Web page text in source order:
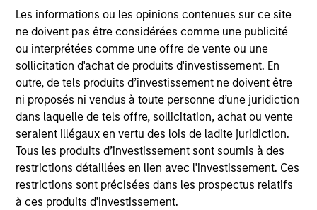
Les informations ou les opinions contenues sur ce site
ne doivent pas être considérées comme une publicité
ou interprétées comme une offre de vente ou une
sollicitation d'achat de produits d'investissement. En
outre, de tels produits d’investissement ne doivent être
ni proposés ni vendus à toute personne d’une juridiction
dans laquelle de tels offre, sollicitation, achat ou vente
seraient illégaux en vertu des lois de ladite juridiction.
Tous les produits d’investissement sont soumis à des
restrictions détaillées en lien avec l'investissement. Ces
restrictions sont précisées dans les prospectus relatifs
à ces produits d'investissement.
The Funds are not a guaranteed investment and are
different from an investment in deposits. The Funds do not
rely on external support for guaranteeing the liquidity of the
Fund or stabilising the NAV per share. The value of
investments and the income from them may go down as
well as up and you may not get back the amount you
originally invested.
Each Fund is authorised to invest up to 100% of its assets in
Money Market Instruments issued or guaranteed separately
or jointly by a Sovereign Entity and by any other member
states of the OECD and their central authorities or central
banks subject to certain conditions. Please see Prospectus
for further details.